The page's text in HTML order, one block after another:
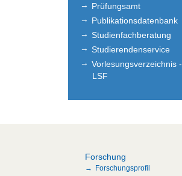
Prüfungsamt
Publikationsdatenbank
Studienfachberatung
Studierendenservice
Vorlesungsverzeichnis -
LSF
Forschung
Forschungsprofil